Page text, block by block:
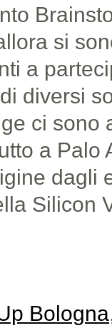
si
a
diversi
ci sono
a Palo
dagli
Silicon
Bologna